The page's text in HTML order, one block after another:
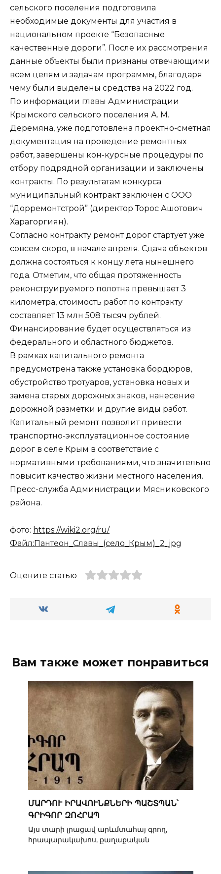
сельского поселения подготовила
необходимые документы для участия в
национальном проекте “Безопасные
качественные дороги”. После их рассмотрения
данные объекты были признаны отвечающими
всем целям и задачам программы, благодаря
чему были выделены средства на 2022 год.
По информации главы Администрации
Крымского сельского поселения А. М.
Деремяна, уже подготовлена проектно-сметная
документация на проведение ремонтных
работ, завершены кон-курсные процедуры по
отбору подрядной организации и заключены
контракты. По результатам конкурса
муниципальный контракт заключен с ООО
“Дорремонтстрой” (директор Торос Ашотович
Харагоргиян).
Согласно контракту ремонт дорог стартует уже
совсем скоро, в начале апреля. Сдача объектов
должна состояться к концу лета нынешнего
года. Отметим, что общая протяженность
реконструируемого полотна превышает 3
километра, стоимость работ по контракту
составляет 13 млн 508 тысяч рублей.
Финансирование будет осуществляться из
федерального и областного бюджетов.
В рамках капитального ремонта
предусмотрена также установка бордюров,
обустройство тротуаров, установка новых и
замена старых дорожных знаков, нанесение
дорожной разметки и другие виды работ.
Капитальный ремонт позволит привести
транспортно-эксплуатационное состояние
дорог в селе Крым в соответствие с
нормативными требованиями, что значительно
повысит качество жизни местного населения.
Пресс-служба Администрации Мясниковского
района.
фото: https://wiki2.org/ru/
Файл:Пантеон_Славы_(село_Крым)_2_jpg
Оцените статью
Вам также может понравиться
ՄԱՐԴՈՒ ԻՐԱՎՈՒՆՔՆԵՐԻ ՊԱՇՏՊԱՆ՝
ԳՐԻԳՈՐ ԶՈՀՐԱՊ
Այս տարի լրացավ արևմտահայ գրող,
հրապարակախոս, քաղաքական